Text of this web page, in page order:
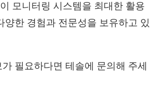
모니터링 시스템을 최대한 활용
양한 경험과 전문성을 보유하고 있
필요하다면 테솔에 문의해 주세